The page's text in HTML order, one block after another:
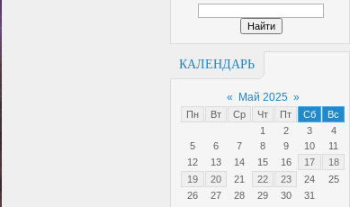
КАЛЕНДАРЬ
« Май 2025 »
Пн Вт Ср Чт Пт Сб
Вс
1
2 3
4
5
6 7 8 9 10
11
12
13 14 15 16 17
18
19
20 21 22 23 24
25
26
27 28 29 30 31